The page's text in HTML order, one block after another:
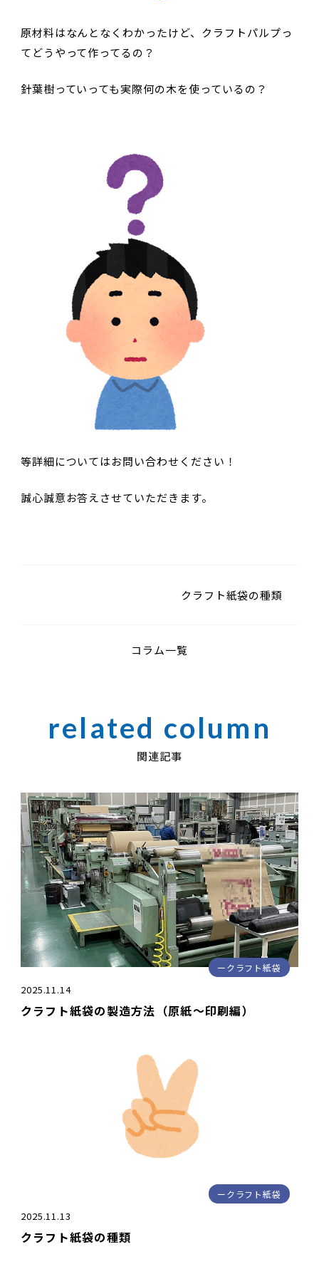
原材料はなんとなくわかったけど、クラフトパルプっ
てどうやって作ってるの？
針葉樹っていっても実際何の木を使っているの？
等詳細についてはお問い合わせください！
誠心誠意お答えさせていただきます。
コラム一覧
クラフト紙袋の種類
関連記事
クラフト紙袋
2025.11.14
クラフト紙袋の製造方法（原紙～印刷編）
クラフト紙袋
2025.11.13
クラフト紙袋の種類